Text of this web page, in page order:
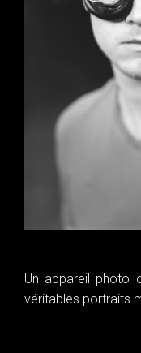
Un appareil photo
véritables portraits